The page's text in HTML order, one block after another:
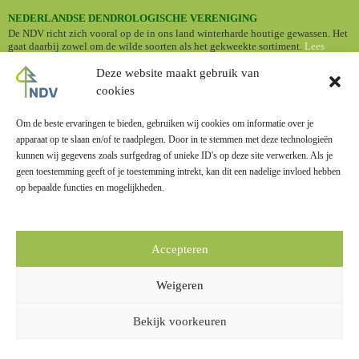
Deze website maakt gebruik van
cookies
Om de beste ervaringen te bieden, gebruiken wij cookies om informatie over je
apparaat op te slaan en/of te raadplegen. Door in te stemmen met deze technologieën
kunnen wij gegevens zoals surfgedrag of unieke ID's op deze site verwerken. Als je
geen toestemming geeft of je toestemming intrekt, kan dit een nadelige invloed hebben
op bepaalde functies en mogelijkheden.
Accepteren
Weigeren
Bekijk voorkeuren
NEDERLANDSE DENDROLOGISCHE VERENIGING
De NDV richt zich vooral op de in ons land winterharde houtige gewassen. Het
gaat daarbij zowel om de wilde soorten als het gekweekte sortiment. Lees
DOWNLOADS
BOMENBIEB
Dé online bomengids met informatie en foto's van een groot aantal
boomsoorten.